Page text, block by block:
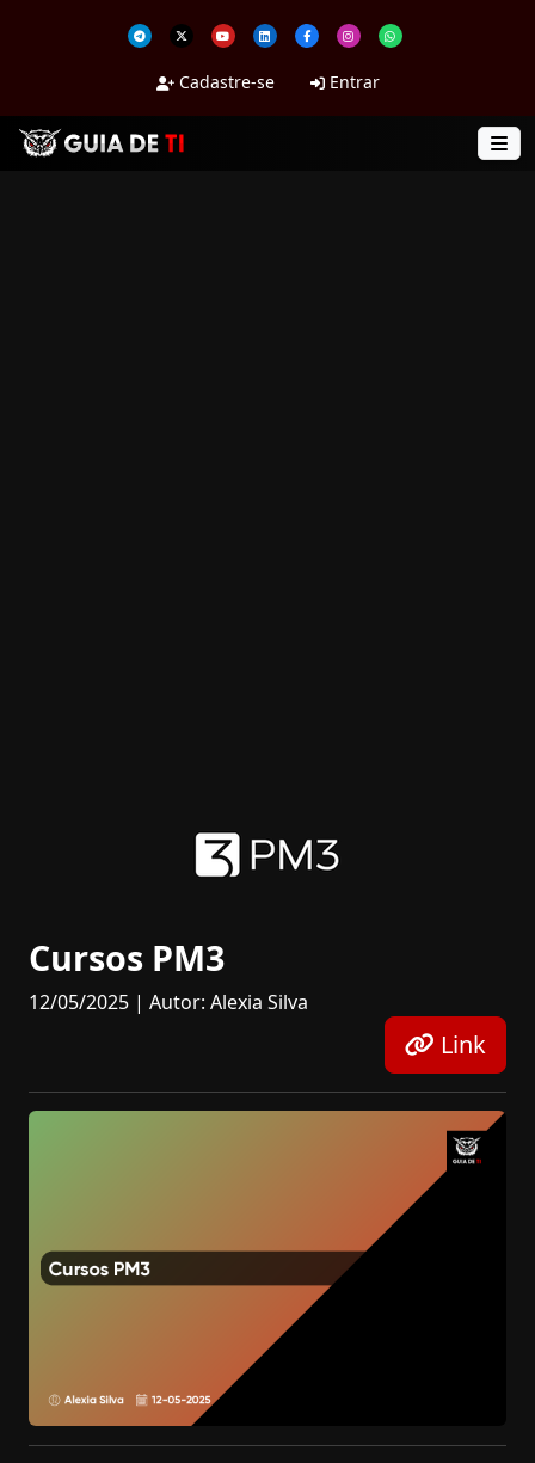
Cadastre-se Entrar
Cursos PM3
12/05/2025 | Autor: Alexia Silva
Link